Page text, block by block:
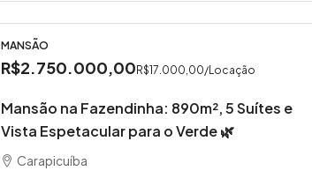
MANSÃO
R$2.750.000,00R$17.000,00/Locação
Mansão na Fazendinha: 890m², 5 Suítes e
Vista Espetacular para o Verde 🌿
Carapicuíba